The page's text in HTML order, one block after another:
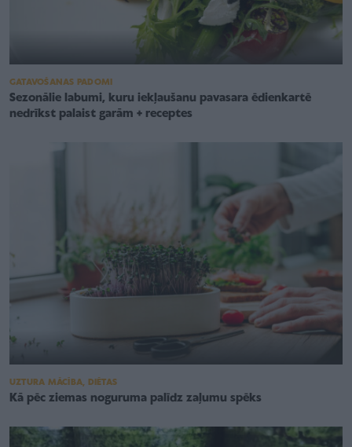
GATAVOŠANAS PADOMI
Sezonālie labumi, kuru iekļaušanu pavasara ēdienkartē
nedrīkst palaist garām + receptes
UZTURA MĀCĪBA, DIĒTAS
Kā pēc ziemas noguruma palīdz zaļumu spēks